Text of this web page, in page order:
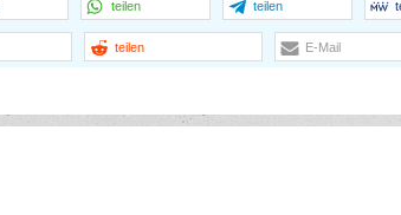
teilen teilen
teilen E-Mail